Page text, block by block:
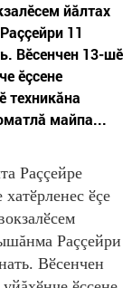
йăлтах
11
Вӗсенчен 13-шӗ
ӗçсене
техникăна
майпа...
Раççейре
ӗçе
Раççейри
Вӗсенчен